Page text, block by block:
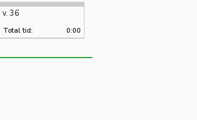
v. 36
Total tid: 0:00